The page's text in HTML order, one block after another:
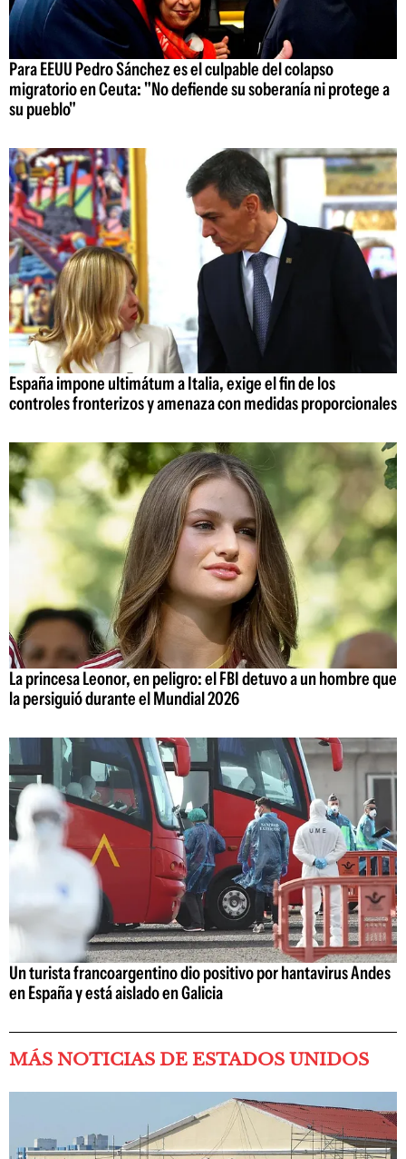
Para EEUU Pedro Sánchez es el culpable del colapso
migratorio en Ceuta: "No defiende su soberanía ni protege a
su pueblo"
España impone ultimátum a Italia, exige el fin de los
controles fronterizos y amenaza con medidas proporcionales
La princesa Leonor, en peligro: el FBI detuvo a un hombre que
la persiguió durante el Mundial 2026
Un turista francoargentino dio positivo por hantavirus Andes
en España y está aislado en Galicia
MÁS NOTICIAS DE ESTADOS UNIDOS